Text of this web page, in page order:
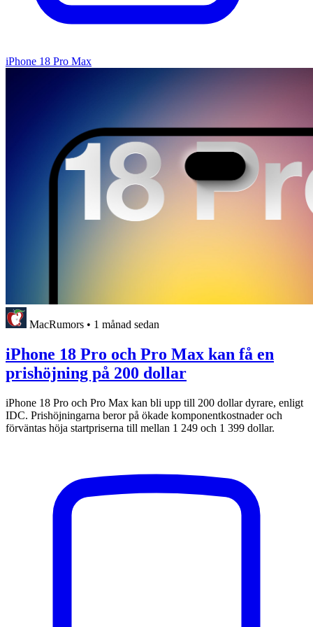
iPhone 18 Pro Max
MacRumors • 1 månad sedan
iPhone 18 Pro och Pro Max kan få en
prishöjning på 200 dollar
iPhone 18 Pro och Pro Max kan bli upp till 200 dollar dyrare, enligt
IDC. Prishöjningarna beror på ökade komponentkostnader och
förväntas höja startpriserna till mellan 1 249 och 1 399 dollar.